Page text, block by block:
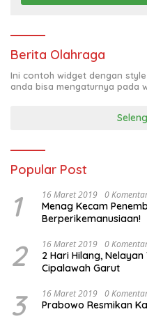
Berita Olahraga
Ini contoh widget dengan
anda bisa mengaturnya pada
Popular Post
1 16 Maret 2019 0
Menag Kecam
Berperikemanusiaan!
2 16 Maret 2019 0
2 Hari Hilang,
Cipalawah Garut
3 16 Maret 2019 0
Prabowo Resmikan